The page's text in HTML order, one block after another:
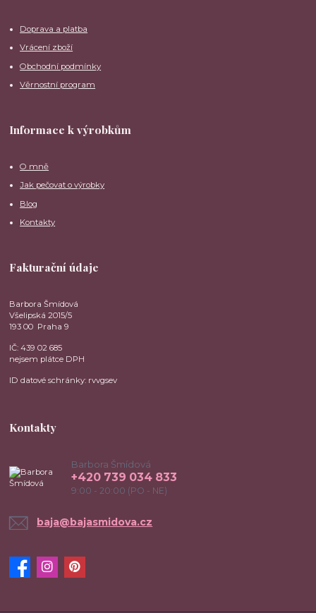
Doprava a platba
Vrácení zboží
Obchodní podmínky
Věrnostní program
Informace k výrobkům
O mně
Jak pečovat o výrobky
Blog
Kontakty
Fakturační údaje
Barbora Šmídová
Všelipská 2015/5
193 00 Praha 9
IČ: 439 02 685
nejsem plátce DPH
ID datové schránky: rvvgsev
Kontakty
Barbora Šmídová
+420 739 034 833
9:00 - 20:00 (PO - NE)
baja@bajasmidova.cz